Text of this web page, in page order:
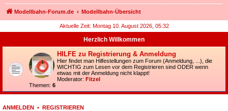
Modellbahn-Forum.de Modellbahn-Übersicht
Aktuelle Zeit: Montag 10. August 2026, 05:32
Herzlich Willkommen
HILFE zu Registrierung & Anmeldung
Hier findet man Hilfestellungen zum Forum (Anmeldung, ...), die
WICHTIG zum Lesen vor dem Registrieren sind ODER wenn
etwas mit der Anmeldung nicht klappt!
Moderator: Fitzel
Themen: 6
ANMELDEN • REGISTRIEREN